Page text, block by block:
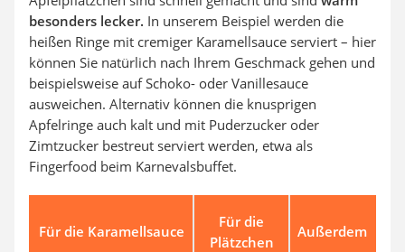
besonders lecker. In unserem Beispiel werden die
heißen Ringe mit cremiger Karamellsauce serviert – hier
können Sie natürlich nach Ihrem Geschmack gehen und
beispielsweise auf Schoko- oder Vanillesauce
ausweichen. Alternativ können die knusprigen
Apfelringe auch kalt und mit Puderzucker oder
Zimtzucker bestreut serviert werden, etwa als
Fingerfood beim Karnevalsbuffet.
Für die Karamellsauce
Für die
Plätzchen
Außerdem